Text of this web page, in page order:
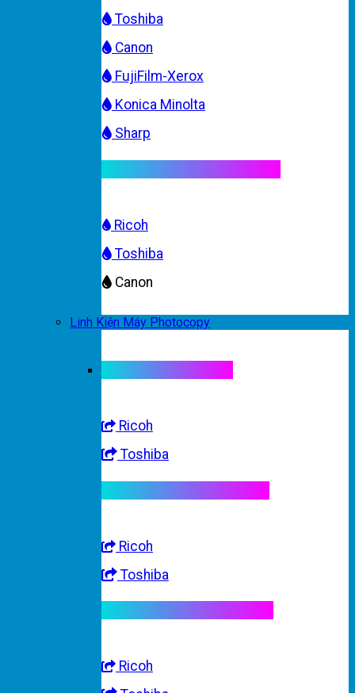
Toshiba
Canon
FujiFilm-Xerox
Konica Minolta
Sharp
Ricoh
Toshiba
Canon
Linh Kiện Máy Photocopy
Ricoh
Toshiba
Ricoh
Toshiba
Ricoh